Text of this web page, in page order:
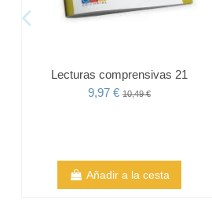
Lecturas comprensivas 21
9,97 € 10,49 €
Añadir a la cesta